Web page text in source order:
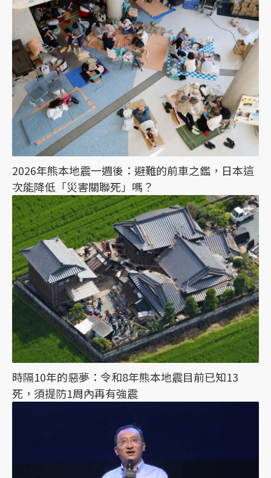
2026年熊本地震一週後：避難的前車之鑑，日本這
次能降低「災害關聯死」嗎？
時隔10年的惡夢：令和8年熊本地震目前已知13
死，須提防1周內再有強震